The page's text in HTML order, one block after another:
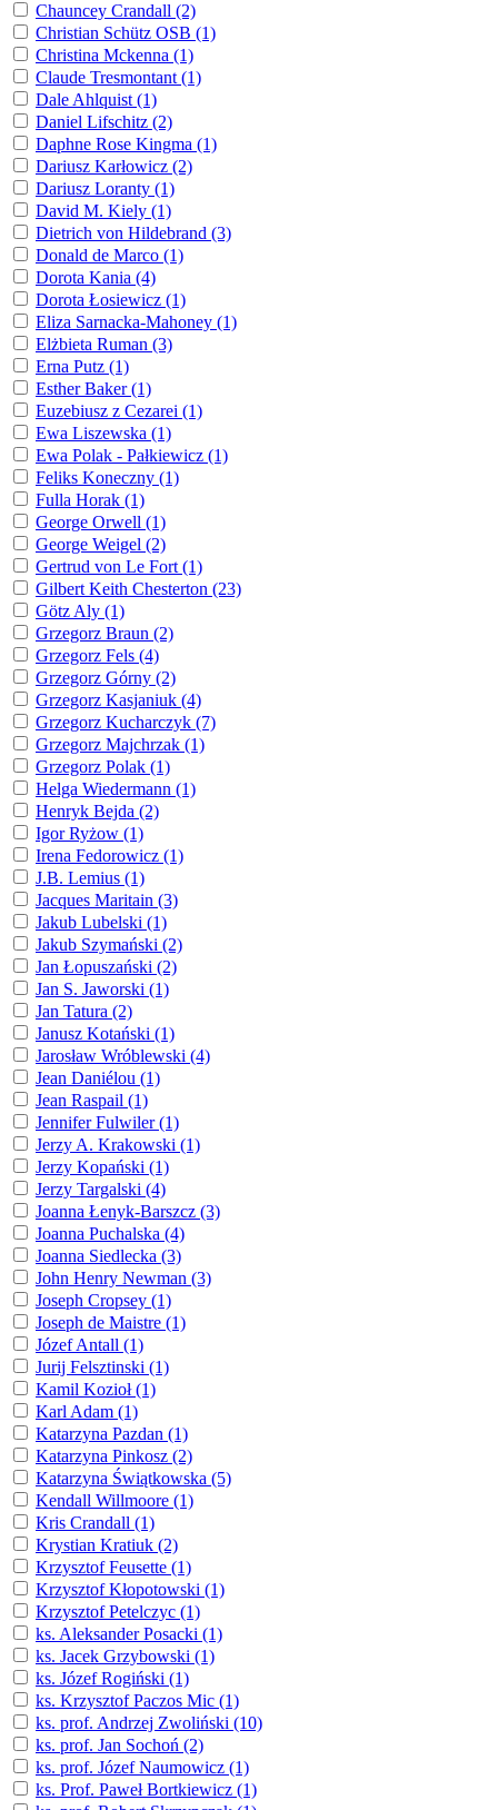
Chauncey Crandall (2)
Christian Schütz OSB (1)
Christina Mckenna (1)
Claude Tresmontant (1)
Dale Ahlquist (1)
Daniel Lifschitz (2)
Daphne Rose Kingma (1)
Dariusz Karłowicz (2)
Dariusz Loranty (1)
David M. Kiely (1)
Dietrich von Hildebrand (3)
Donald de Marco (1)
Dorota Kania (4)
Dorota Łosiewicz (1)
Eliza Sarnacka-Mahoney (1)
Elżbieta Ruman (3)
Erna Putz (1)
Esther Baker (1)
Euzebiusz z Cezarei (1)
Ewa Liszewska (1)
Ewa Polak - Pałkiewicz (1)
Feliks Koneczny (1)
Fulla Horak (1)
George Orwell (1)
George Weigel (2)
Gertrud von Le Fort (1)
Gilbert Keith Chesterton (23)
Götz Aly (1)
Grzegorz Braun (2)
Grzegorz Fels (4)
Grzegorz Górny (2)
Grzegorz Kasjaniuk (4)
Grzegorz Kucharczyk (7)
Grzegorz Majchrzak (1)
Grzegorz Polak (1)
Helga Wiedermann (1)
Henryk Bejda (2)
Igor Ryżow (1)
Irena Fedorowicz (1)
J.B. Lemius (1)
Jacques Maritain (3)
Jakub Lubelski (1)
Jakub Szymański (2)
Jan Łopuszański (2)
Jan S. Jaworski (1)
Jan Tatura (2)
Janusz Kotański (1)
Jarosław Wróblewski (4)
Jean Daniélou (1)
Jean Raspail (1)
Jennifer Fulwiler (1)
Jerzy A. Krakowski (1)
Jerzy Kopański (1)
Jerzy Targalski (4)
Joanna Łenyk-Barszcz (3)
Joanna Puchalska (4)
Joanna Siedlecka (3)
John Henry Newman (3)
Joseph Cropsey (1)
Joseph de Maistre (1)
Józef Antall (1)
Jurij Felsztinski (1)
Kamil Kozioł (1)
Karl Adam (1)
Katarzyna Pazdan (1)
Katarzyna Pinkosz (2)
Katarzyna Świątkowska (5)
Kendall Willmoore (1)
Kris Crandall (1)
Krystian Kratiuk (2)
Krzysztof Feusette (1)
Krzysztof Kłopotowski (1)
Krzysztof Petelczyc (1)
ks. Aleksander Posacki (1)
ks. Jacek Grzybowski (1)
ks. Józef Rogiński (1)
ks. Krzysztof Paczos Mic (1)
ks. prof. Andrzej Zwoliński (10)
ks. prof. Jan Sochoń (2)
ks. prof. Józef Naumowicz (1)
ks. Prof. Paweł Bortkiewicz (1)